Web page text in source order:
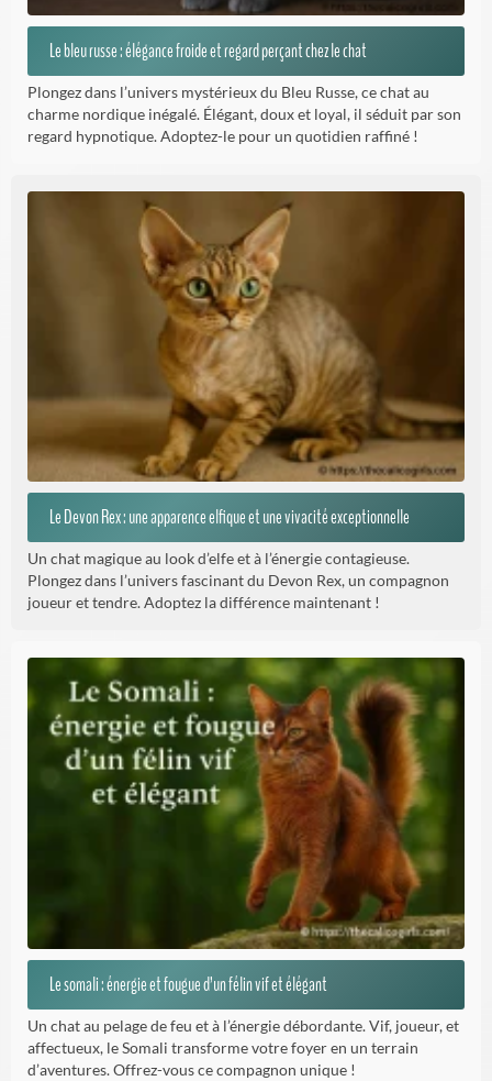
Le bleu russe : élégance froide et regard perçant chez le chat
Plongez dans l’univers mystérieux du Bleu Russe, ce chat au
charme nordique inégalé. Élégant, doux et loyal, il séduit par son
regard hypnotique. Adoptez-le pour un quotidien raffiné !
Le Devon Rex : une apparence elfique et une vivacité exceptionnelle
Un chat magique au look d’elfe et à l’énergie contagieuse.
Plongez dans l’univers fascinant du Devon Rex, un compagnon
joueur et tendre. Adoptez la différence maintenant !
Le somali : énergie et fougue d’un félin vif et élégant
Un chat au pelage de feu et à l’énergie débordante. Vif, joueur, et
affectueux, le Somali transforme votre foyer en un terrain
d’aventures. Offrez-vous ce compagnon unique !